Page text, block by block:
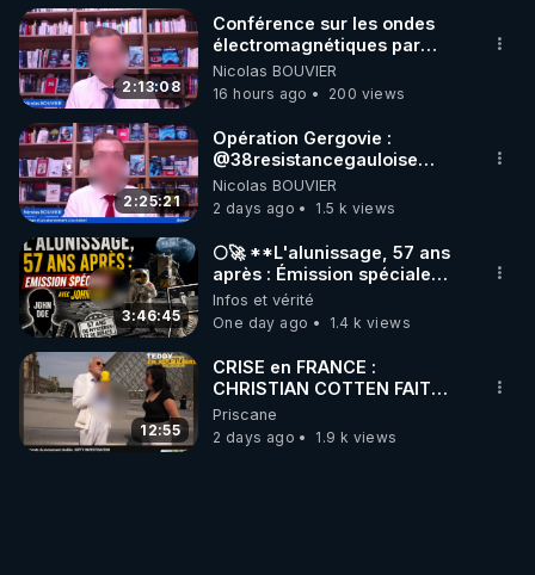
2:13:08
Conférence sur les ondes
électromagnétiques par
Grégoire Caustru et Bart de
Wever !
Nicolas BOUVIER
16 hours ago
200 views
2:25:21
Opération Gergovie :
‪@38resistancegauloise‬
‪@MarionSigautOfficiel‬
‪@gladysriifard5710‬ Laëtitia
Nicolas BOUVIER
2 days ago
1.5 k views
3:46:45
🌕🚀 **L'alunissage, 57 ans
après : Émission spéciale
avec John Doe !** 👨 🚀✨
Infos et vérité
One day ago
1.4 k views
12:55
CRISE en FRANCE :
CHRISTIAN COTTEN FAIT
une étrange découverte
Priscane
2 days ago
1.9 k views